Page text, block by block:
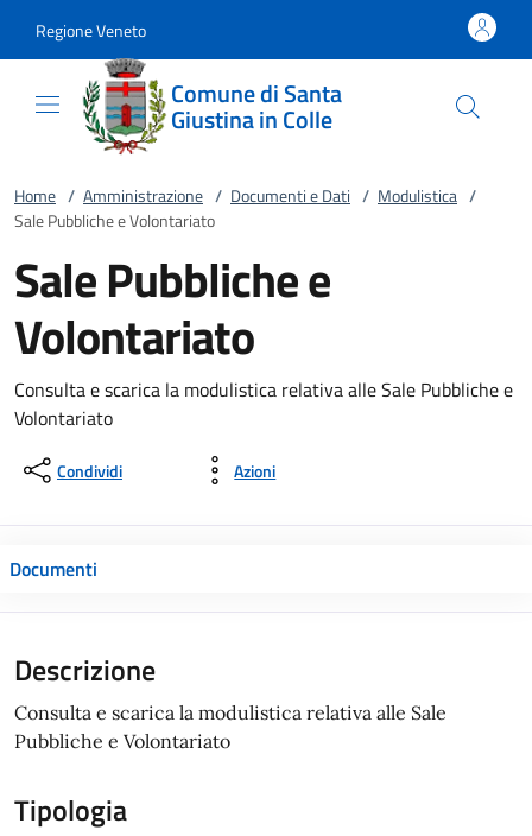
Regione Veneto
Comune di Santa
Giustina in Colle
Home / Amministrazione / Documenti e Dati / Modulistica /
Sale Pubbliche e Volontariato
Sale Pubbliche e
Volontariato
Consulta e scarica la modulistica relativa alle Sale Pubbliche e
Volontariato
Condividi Azioni
Documenti
Descrizione
Consulta e scarica la modulistica relativa alle Sale
Pubbliche e Volontariato
Tipologia